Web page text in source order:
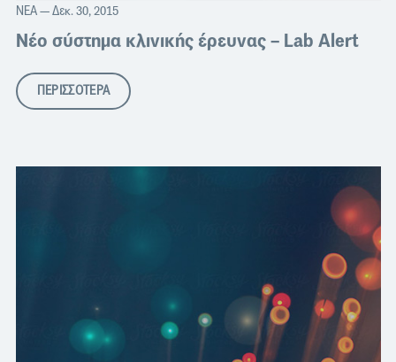
ΝΈΑ— Δεκ. 30, 2015
Νέο σύστημα κλινικής έρευνας – Lab Alert
ΠΕΡΙΣΣΟΤΕΡΑ